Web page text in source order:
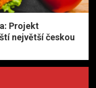
Projekt
největší českou